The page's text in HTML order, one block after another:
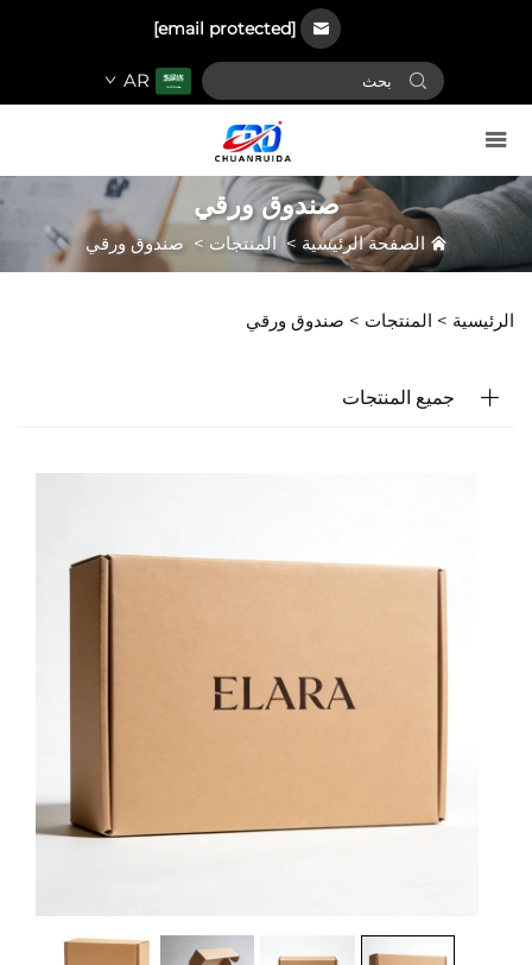
[email protected]
AR
صندوق ورقي
الصفحة الرئيسية > المنتجات > صندوق ورقي
الرئيسية > المنتجات > صندوق ورقي
جميع المنتجات